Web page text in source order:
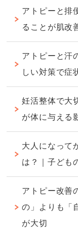
アトピーと排
ることが肌改
アトピーと汗
しい対策で症
妊活整体で大
が体に与える
大人になって
は？｜子ども
アトピー改善
の」よりも「
が大切